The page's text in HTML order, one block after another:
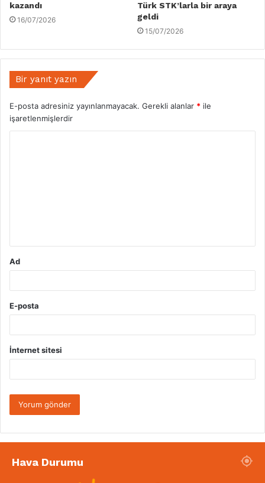
kazandı
16/07/2026
Türk STK’larla bir araya
geldi
15/07/2026
Bir yanıt yazın
E-posta adresiniz yayınlanmayacak. Gerekli alanlar * ile
işaretlenmişlerdir
Ad
E-posta
İnternet sitesi
Hava Durumu